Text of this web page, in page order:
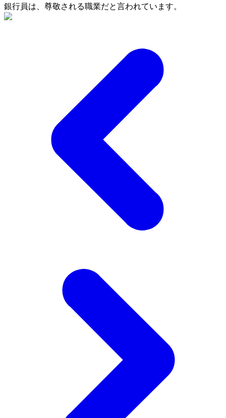
銀行員は、尊敬される職業だと言われています。